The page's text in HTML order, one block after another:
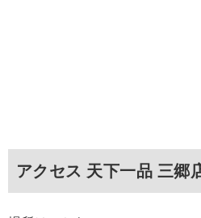
アクセス 天下一品 三郷